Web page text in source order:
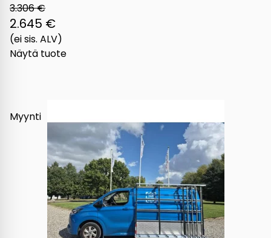
3.306 €
2.645 €
(ei sis. ALV)
Näytä tuote
Myynti